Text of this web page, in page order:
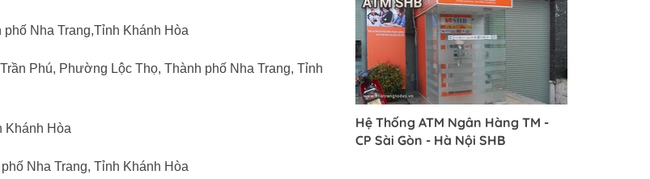
Nha Trang,Tỉnh Khánh Hòa
Phú, Phường Lộc Thọ, Thành phố Nha Trang, Tỉnh
Khánh Hòa
Nha Trang, Tỉnh Khánh Hòa
Hệ Thống ATM Ngân Hàng TM -
CP Sài Gòn - Hà Nội SHB